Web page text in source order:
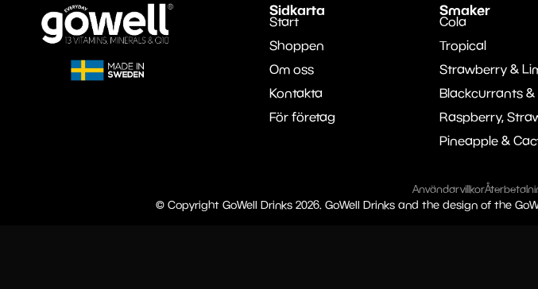
Sidkarta
Start
Shoppen
Om oss
Kontakta
För företag
Smaker
Cola
Tropical
Strawberry &
Blackcurrants &
Raspberry,
Pineapple &
Användarvillkor
© Copyright GoWell Drinks 2026. GoWell Drinks and the design of the